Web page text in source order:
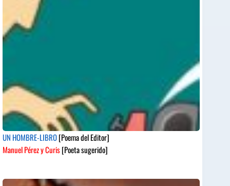
UN HOMBRE-LIBRO[Poema del Editor]
Manuel Pérez y Curis[Poeta sugerido]